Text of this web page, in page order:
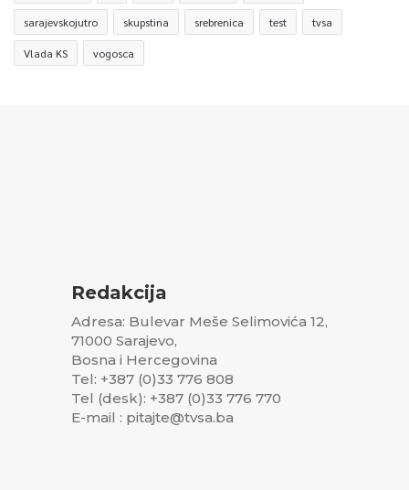
sarajevskojutro skupstina srebrenica test tvsa
Vlada KS vogosca
Redakcija
Adresa: Bulevar Meše Selimovića 12,
71000 Sarajevo,
Bosna i Hercegovina
Tel: +387 (0)33 776 808
Tel (desk): +387 (0)33 776 770
E-mail : pitajte@tvsa.ba